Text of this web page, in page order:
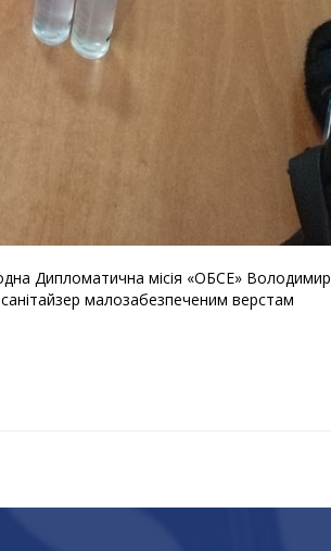
Дипломатична місія «ОБСЕ» Володимир
малозабезпеченим верстам